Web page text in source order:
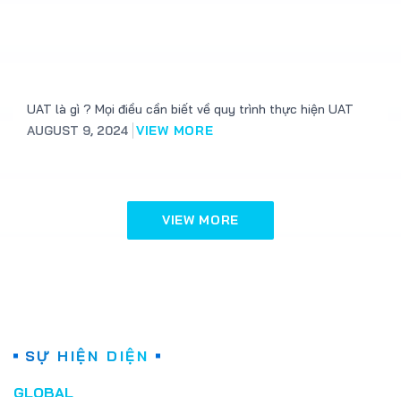
UAT là gì ? Mọi điều cần biết về quy trình thực hiện UAT
AUGUST 9, 2024 VIEW MORE
VIEW MORE
SỰ HIỆN DIỆN
GLOBAL